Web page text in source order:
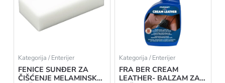
Kategorija / Enterijer
FENICE SUNĐER ZA
ČIŠĆENJE MELAMINSKE
Kategorija / Enterijer
FRA BER CREAM
LEATHER- BALZAM ZA